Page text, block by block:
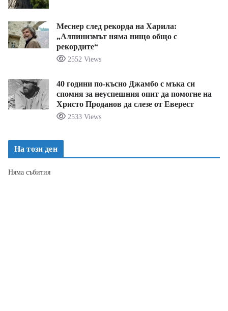
Меснер след рекорда на Харила:
„Алпинизмът няма нищо общо с
рекордите“
2552 Views
40 години по-късно Джамбо с мъка си
спомня за неуспешния опит да помогне на
Христо Проданов да слезе от Еверест
2533 Views
На този ден
Няма събития